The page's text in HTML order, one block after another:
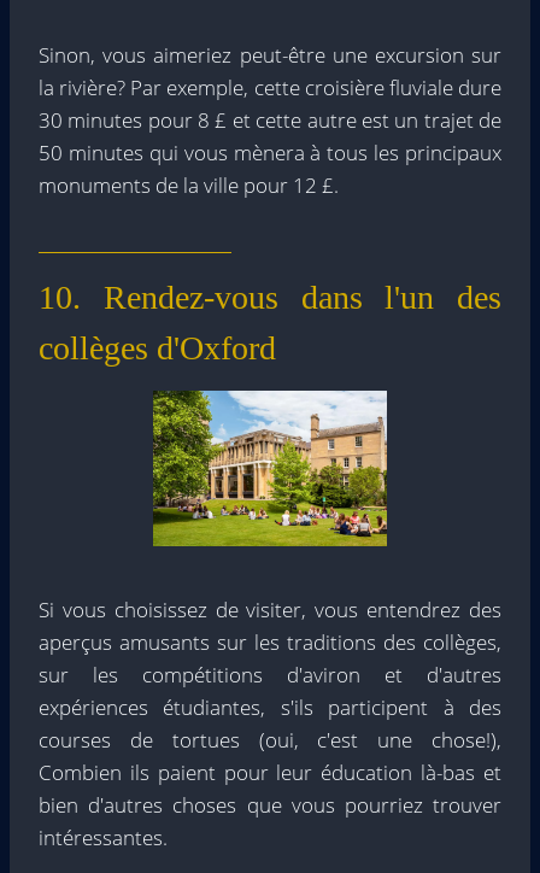
Sinon, vous aimeriez peut-être une excursion sur
la rivière? Par exemple, cette croisière fluviale dure
30 minutes pour 8 £ et cette autre est un trajet de
50 minutes qui vous mènera à tous les principaux
monuments de la ville pour 12 £.
10. Rendez-vous dans l'un des
collèges d'Oxford
Si vous choisissez de visiter, vous entendrez des
aperçus amusants sur les traditions des collèges,
sur les compétitions d'aviron et d'autres
expériences étudiantes, s'ils participent à des
courses de tortues (oui, c'est une chose!),
Combien ils paient pour leur éducation là-bas et
bien d'autres choses que vous pourriez trouver
intéressantes.